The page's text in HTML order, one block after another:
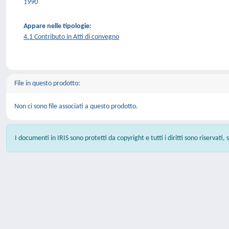
1990
Appare nelle tipologie:
4.1 Contributo in Atti di convegno
File in questo prodotto:
Non ci sono file associati a questo prodotto.
I documenti in IRIS sono protetti da copyright e tutti i diritti sono riservati,